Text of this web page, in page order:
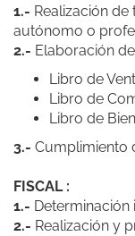
1.- Realización
autónomo o
2.- Elaboración
Libro de
Libro de
Libro de
3.- Cumplimiento
FISCAL :
1.- Determinación
2.- Realización y